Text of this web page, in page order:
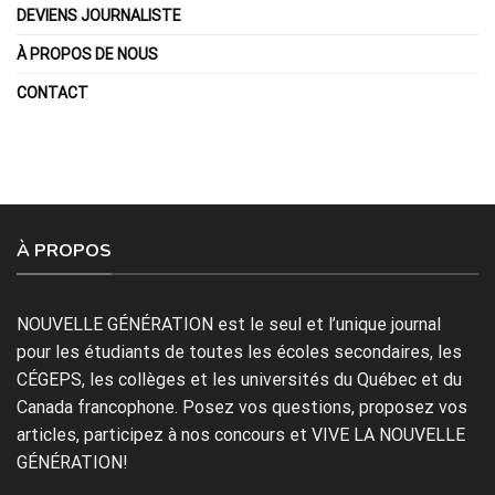
DEVIENS JOURNALISTE
À PROPOS DE NOUS
CONTACT
À PROPOS
NOUVELLE GÉNÉRATION est le seul et l’unique journal
pour les étudiants de toutes les écoles secondaires, les
CÉGEPS, les collèges et les universités du Québec et du
Canada francophone. Posez vos questions, proposez vos
articles, participez à nos concours et VIVE LA NOUVELLE
GÉNÉRATION!